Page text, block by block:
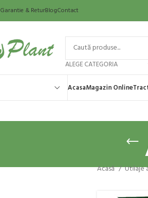
Garantie & ReturBlogContact
ALEGE CATEGORIA
AcasaMagazin Online
Acasă Utilaje